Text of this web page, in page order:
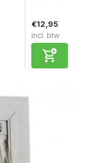
€12,95
Incl. btw